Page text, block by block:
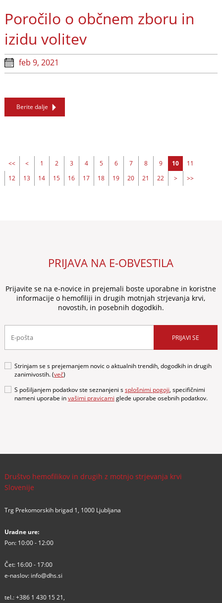
Poročilo o občnem zboru in
izidu volitev
feb 9, 2021
Berite dalje
<< < 1 2 3 4 5 6 7 8 9 10
11
12
13 14 15 16 17 18 19 20 21 22 > >>
PRIJAVA NA E-OBVESTILA
Prijavite se na e-novice in prejemali boste uporabne in koristne
informacije o hemofiliji in drugih motnjah strjevanja krvi,
novostih, in posebnih dogodkih.
PRIJAVI SE
Strinjam se s prejemanjem novic o aktualnih trendih, dogodkih in drugih
zanimivostih. (več)
S pošiljanjem podatkov ste seznanjeni ssplošnimi pogoji, specifičnimi
nameni uporabe invašimi pravicami glede uporabe osebnih podatkov.
Društvo hemofilikov in drugih z motnjo strjevanja krvi
Slovenije
Trg Prekomorskih brigad 1, 1000 Ljubljana
Uradne ure:
Pon: 10:00 - 12:00
Čet: 16:00 - 17:00
e-naslov: info@dhs.si
tel.:+386 1 430 15 21,